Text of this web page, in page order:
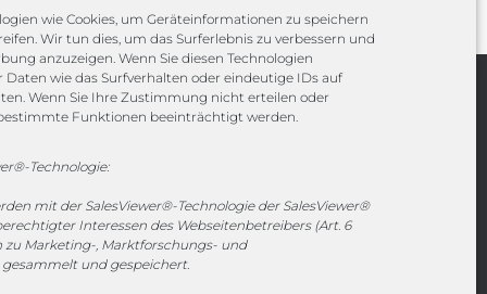
wie Cookies, um Geräteinformationen zu speichern
Wir tun dies, um das Surferlebnis zu verbessern und
anzuzeigen. Wenn Sie diesen Technologien
wie das Surfverhalten oder eindeutige IDs auf
Wenn Sie Ihre Zustimmung nicht erteilen oder
Funktionen beeinträchtigt werden.
Technologie:
mit der SalesViewer®-Technologie der SalesViewer®
Interessen des Webseitenbetreibers (Art. 6
zu Marketing-, Marktforschungs- und
und gespeichert.
Channels
+49 2173 265 06 0
Mo. - Do. 08:00 - 17:00 Uhr